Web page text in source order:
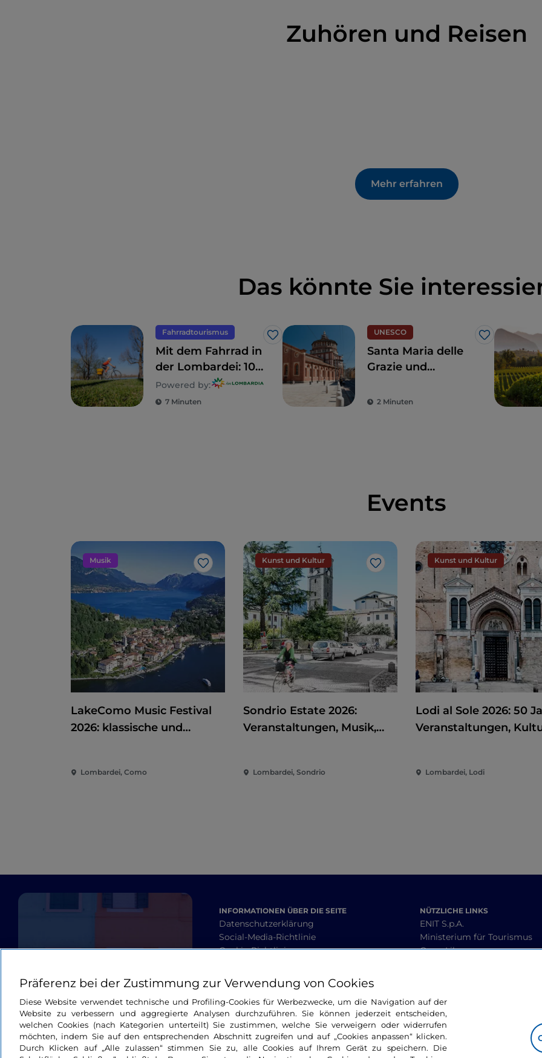
Zuhören und Reisen
Mehr erfahren
Das könnte Sie
Fahrradtourismus
Like
Mit dem Fahrrad in
der Lombardei: 10
Routen für
Familien
Powered by:
7 Minuten
UNESCO
Like
Santa Maria delle
Grazie und
Abendmahl: ein
2 Minuten
Events
Musik
Like
LakeComo Music Festival
2026: klassische und
am Comer See
Lombardei, Como
Kunst und Kultur
Like
Sondrio Estate 2026:
Veranstaltungen, Musik,
Lombardei, Sondrio
Kunst und Kultur
Lodi al Sole 2026: 50
Veranstaltungen,
Lombardei, Lodi
INFORMATIONEN ÜBER DIE SEITE
Datenschutzerklärung
Social-Media-Richtlinie
Cookie-Richtlinie
Allgemeine Geschäftsbedingungen
NÜTZLICHE LINKS
ENIT S.p.A.
Ministerium für Tourismus
Open Library
BLEIBEN WIR IN KONTAKT
Präferenz bei der Zustimmung zur Verwendung von Cookies
Diese Website verwendet technische und Profiling-Cookies für Werbezwecke, um die Navigation auf der
Website zu verbessern und aggregierte Analysen durchzuführen. Sie können jederzeit entscheiden,
welchen Cookies (nach Kategorien unterteilt) Sie zustimmen, welche Sie verweigern oder widerrufen
möchten, indem Sie auf den entsprechenden Abschnitt zugreifen und auf „Cookies anpassen“ klicken.
Durch Klicken auf „Alle zulassen“ stimmen Sie zu, alle Cookies auf Ihrem Gerät zu speichern. Die